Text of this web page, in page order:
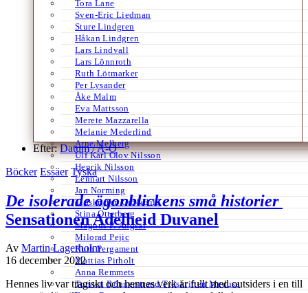
Tora Lane
Sven-Eric Liedman
Sture Lindgren
Håkan Lindgren
Lars Lindvall
Lars Lönnroth
Ruth Lötmarker
Per Lysander
Åke Malm
Eva Mattsson
Merete Mazzarella
Melanie Mederlind
Arne Melberg
Ulf Karl Olov Nilsson
Henrik Nilsson
Lennart Nilsson
Jan Norming
Tidskriften Ord&Bild
Stina Otterberg
Magnus P. Ängsal
Milorad Pejic
Ruth Pergament
Mattias Pirholt
Anna Remmets
Torsten Rönnerstrand Tidskriften Medusa
Efter:Datum /A-Ö
Böcker Essäer Tyska
De isolerade ögonblickens små historier
Sensationen Adelheid Duvanel
Av Martin Lagerholm
16 december 2022
Hennes liv var tragiskt och hennes verk är fullt med outsiders i en till